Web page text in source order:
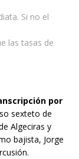
Si no el
las tasas de
por
sexteto de
Algeciras y
bajista, Jorge